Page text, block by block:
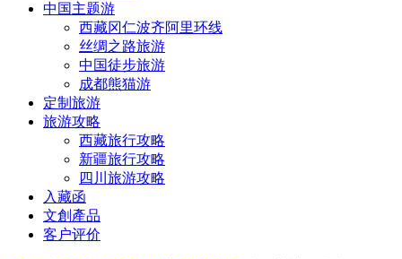
中国主题游
西藏冈仁波齐阿里环线
丝绸之路旅游
中国徒步旅游
成都熊猫游
定制旅游
旅游攻略
西藏旅行攻略
新疆旅行攻略
四川旅游攻略
入藏函
文創產品
客户评价